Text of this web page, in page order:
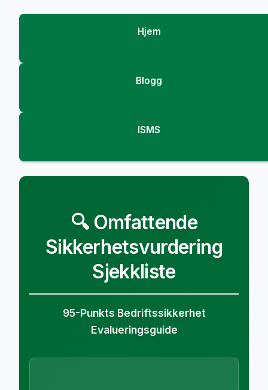
Hjem
Blogg
ISMS
🔍 Omfattende
Sikkerhetsvurdering
Sjekkliste
95-Punkts Bedriftssikkerhet
Evalueringsguide